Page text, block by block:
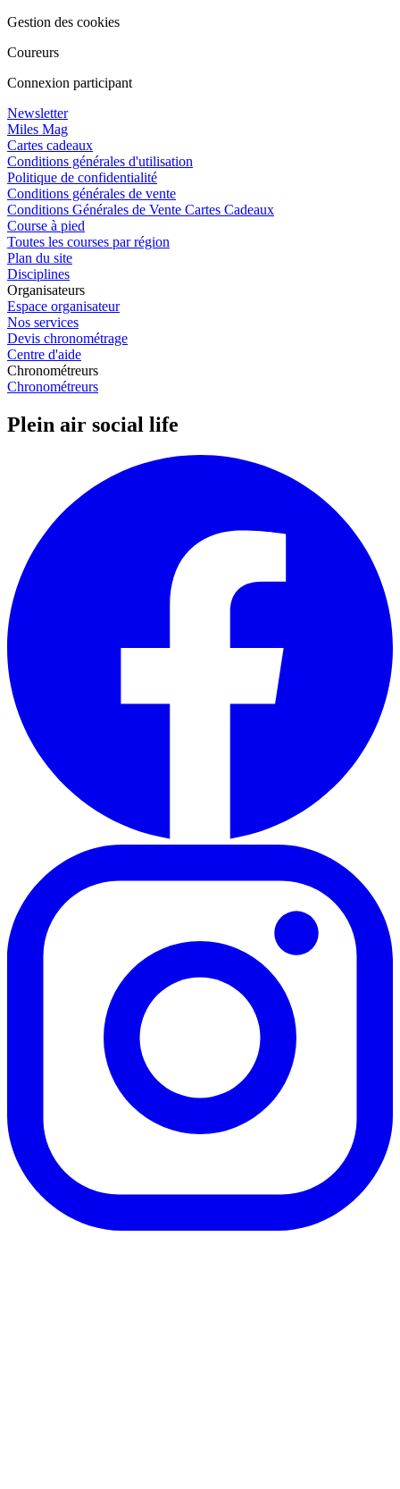
Gestion des cookies
Coureurs
Connexion participant
Newsletter
Miles Mag
Cartes cadeaux
Conditions générales d'utilisation
Politique de confidentialité
Conditions générales de vente
Conditions Générales de Vente Cartes Cadeaux
Course à pied
Toutes les courses par région
Plan du site
Disciplines
Organisateurs
Espace organisateur
Nos services
Devis chronométrage
Centre d'aide
Chronométreurs
Chronométreurs
Plein air social life